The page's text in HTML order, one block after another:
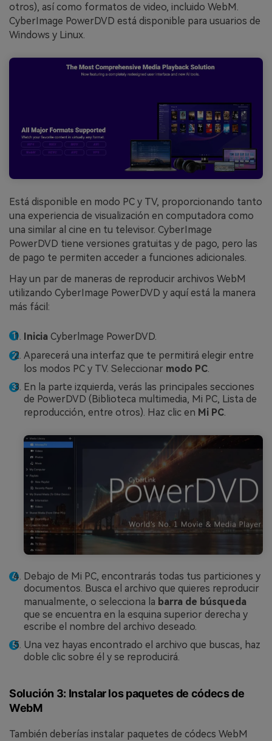
otros), así como formatos de video, incluido WebM.
CyberImage PowerDVD está disponible para usuarios de
Windows y Linux.
Está disponible en modo PC y TV, proporcionando tanto
una experiencia de visualización en computadora como
una similar al cine en tu televisor. CyberImage
PowerDVD tiene versiones gratuitas y de pago, pero las
de pago te permiten acceder a funciones adicionales.
Hay un par de maneras de reproducir archivos WebM
utilizando CyberImage PowerDVD y aquí está la manera
más fácil:
Inicia Cyberlmage PowerDVD.
Aparecerá una interfaz que te permitirá elegir entre
los modos PC y TV. Seleccionar modo PC
En la parte izquierda, verás las principales secciones
de PowerDVD (Biblioteca multimedia, Mi PC, Lista de
reproducción, entre otros). Haz clic en Mi PC.
Debajo de Mi PC, encontrarás todas tus particiones y
documentos. Busca el archivo que quieres reproducir
manualmente, o selecciona la barra de búsqueda
que se encuentra en la esquina superior derecha y
escribe el nombre del archivo deseado.
Una vez hayas encontrado el archivo que buscas, haz
doble clic sobre él y se reproducirá.
Solución 3: Instalar los paquetes de códecs de
WebM
También deberías instalar paquetes de códecs WebM